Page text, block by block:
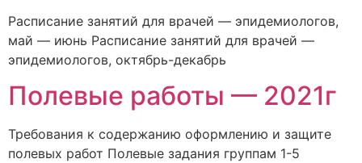
Расписание занятий для врачей — эпидемиологов,
май — июнь Расписание занятий для врачей —
эпидемиологов, октябрь-декабрь
Полевые работы — 2021г
Требования к содержанию оформлению и защите
полевых работ Полевые задания группам 1-5